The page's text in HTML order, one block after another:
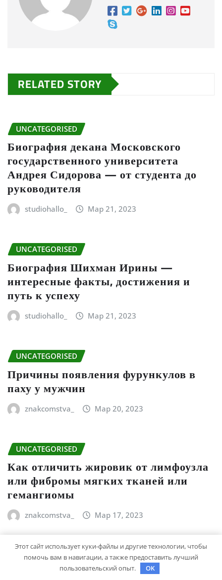
RELATED STORY
UNCATEGORISED
Биография декана Московского
государственного университета
Андрея Сидорова — от студента до
руководителя
studiohallo_ Мар 21, 2023
UNCATEGORISED
Биография Шихман Ирины —
интересные факты, достижения и
путь к успеху
studiohallo_ Мар 21, 2023
UNCATEGORISED
Причины появления фурункулов в
паху у мужчин
znakcomstva_ Мар 20, 2023
UNCATEGORISED
Как отличить жировик от лимфоузла
или фибромы мягких тканей или
гемангиомы
znakcomstva_ Мар 17, 2023
UNCATEGORISED
Давыдов Денис – молодой ученый,
Этот сайт использует куки-файлы и другие технологии, чтобы
помочь вам в навигации, а также предоставить лучший
пользовательский опыт.
OK